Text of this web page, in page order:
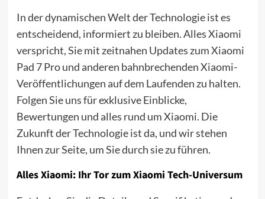
In der dynamischen Welt der Technologie ist es
entscheidend, informiert zu bleiben. Alles Xiaomi
verspricht, Sie mit zeitnahen Updates zum Xiaomi
Pad 7 Pro und anderen bahnbrechenden Xiaomi-
Veröffentlichungen auf dem Laufenden zu halten.
Folgen Sie uns für exklusive Einblicke,
Bewertungen und alles rund um Xiaomi. Die
Zukunft der Technologie ist da, und wir stehen
Ihnen zur Seite, um Sie durch sie zu führen.
Alles Xiaomi: Ihr Tor zum Xiaomi Tech-Universum